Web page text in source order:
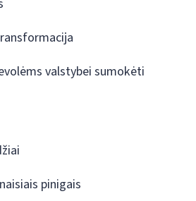
valstybei sumokėti
pinigais